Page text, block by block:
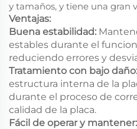
y tamaños, y tiene una gran
Ventajas:
Buena estabilidad:
estables durante el
reduciendo errores y
Tratamiento con bajo daño:
estructura interna de la
durante el proceso de
calidad de la placa.
Fácil de operar y mantener: